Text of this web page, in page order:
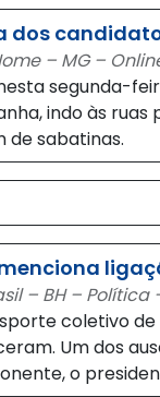
dos
– MG –
segunda-
indo às
de sabatinas.
– BH –
coletivo de
Um dos
o